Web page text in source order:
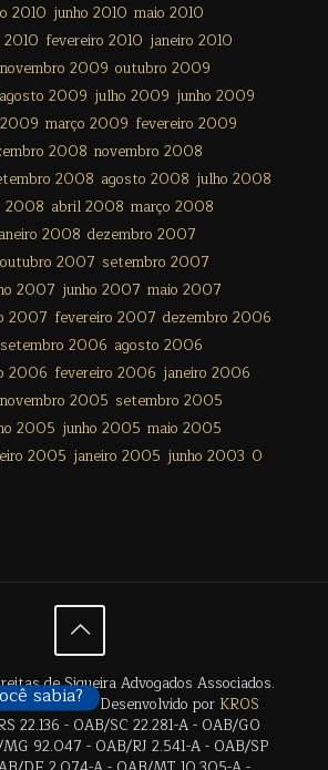
2010 junho 2010 maio 2010
2010 fevereiro 2010 janeiro 2010
novembro 2009 outubro 2009
agosto 2009 julho 2009 junho 2009
março 2009 fevereiro 2009
2008 novembro 2008
2008 agosto 2008 julho 2008
2008 abril 2008 março 2008
2008 dezembro 2007
outubro 2007 setembro 2007
2007 junho 2007 maio 2007
2007 fevereiro 2007 dezembro 2006
setembro 2006 agosto 2006
2006 fevereiro 2006 janeiro 2006
novembro 2005 setembro 2005
2005 junho 2005 maio 2005
2005 janeiro 2005 junho 2003 0
de Siqueira Advogados Associados.
reservados. Desenvolvido por KROS
22.136 - OAB/SC 22.281-A - OAB/GO
92.047 - OAB/RJ 2.541-A - OAB/SP
sabia?